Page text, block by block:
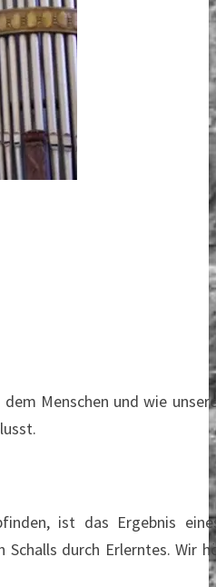
Menschen und wie
ist das Ergebnis
durch Erlerntes. Wir